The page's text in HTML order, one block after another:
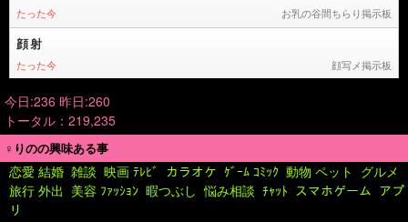
今日:236 昨日:260
トータル：219,235
♀りのの興味ある事
恋愛 結婚 雑談 映画 ﾃﾚﾋﾞ カラオケ ｹﾞｰﾑ ｺﾐｯｸ 動物 ペット グルメ
旅行 外出 美容 ﾌｧｯｼｮﾝ 暇つぶし 悩み相談 ﾁｬｯﾄ スマホゲーム アプ
リ